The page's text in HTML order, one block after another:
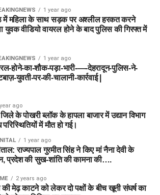
1 year ago
में महिला के साथ सड़क पर अश्लील हरकत करने
युवक वीडियो वायरल होने के बाद पुलिस की गिरफ्त में
1 year ago
होने-का-शौक-पड़ा-भारी-—-देहरादून-पुलिस-ने-
युवती-पर-की-चालानी-कार्रवाई |
ago
के पोखरी ब्लॉक के हापला बाजार में उद्यान विभाग
में मौत हो गई।
1 year ago
राज्यपाल गुरमीत सिंह ने किए मां नैना देवी के
प्रदेश की सुख-शांति की कामना की….
2 years ago
मेढ़ काटने को लेकर दो पक्षों के बीच खूनी संघर्ष का